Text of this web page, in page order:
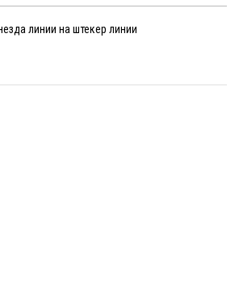
линии на штекер линии